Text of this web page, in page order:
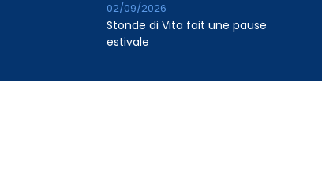
Stonde di Vita fait une pause
estivale
02/09/2026